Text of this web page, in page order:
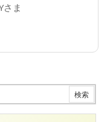
さま